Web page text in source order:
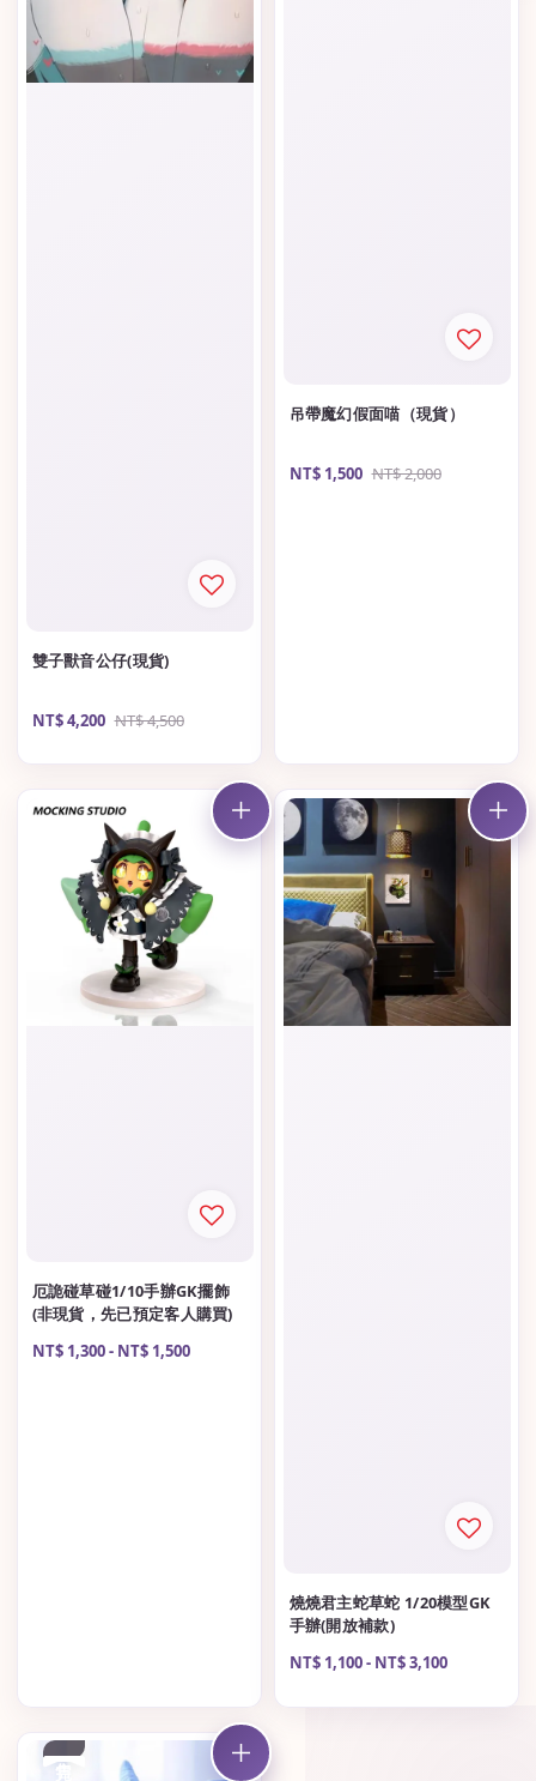
雙子獸音公仔(現貨)
Sale
NT$ 4,200 Regular
NT$ 4,500
吊帶魔幻假面喵（現貨）
Sale
NT$ 1,500 Regular
NT$ 2,000
厄詭碰草碰1/10手辦GK擺飾
(非現貨，先已預定客人購買)
Regular
NT$ 1,300- NT$ 1,500
燒燒君主蛇草蛇 1/20模型GK
手辦(開放補款)
Regular
NT$ 1,100- NT$ 3,100